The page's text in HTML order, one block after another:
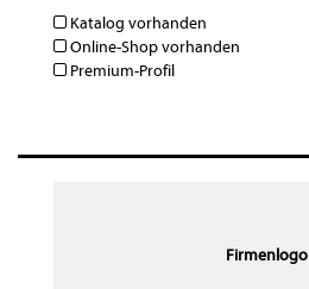
Katalog vorhanden
Online-Shop vorhanden
Premium-Profil
Firmenlogo